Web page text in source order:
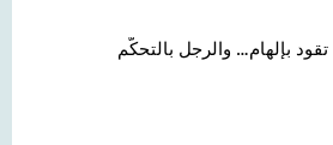
تقود بإلهام… والرجل بالتحكّم